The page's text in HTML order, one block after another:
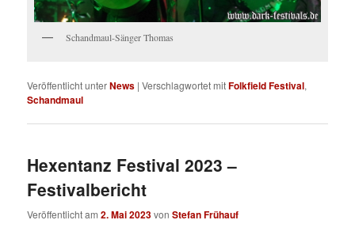
Schandmaul-Sänger Thomas
Veröffentlicht unterNews |Verschlagwortet mitFolkfield Festival,
Schandmaul
Hexentanz Festival 2023 –
Festivalbericht
Veröffentlicht am2. Mai 2023vonStefan Frühauf